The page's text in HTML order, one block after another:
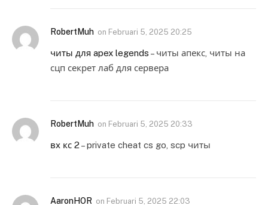
RobertMuh on Februari 5, 2025 20:25
читы для apex legends – читы апекс, читы на
сцп секрет лаб для сервера
RobertMuh on Februari 5, 2025 20:33
вх кс 2 – private cheat cs go, scp читы
AaronHOR on Februari 5, 2025 22:03